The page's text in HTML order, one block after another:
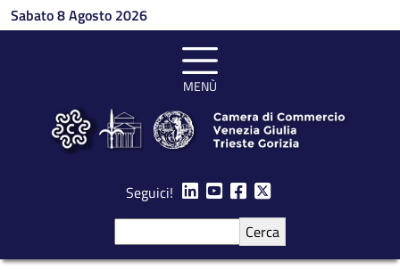
Salta al contenuto principale
Sabato 8 Agosto 2026
MENÙ
Seguici!